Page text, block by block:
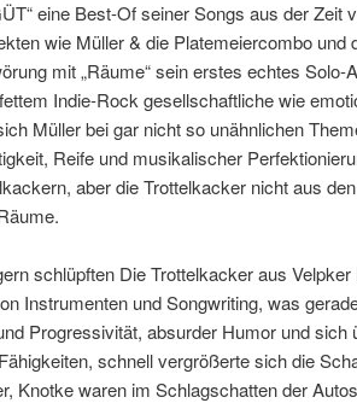
eine Best-Of seiner Songs aus der Zeit
wie Müller & die Platemeiercombo und
mit „Räume“ sein erstes echtes Solo-
Indie-Rock gesellschaftliche wie
Müller bei gar nicht so unähnlichen
Reife und musikalischer
aber die Trottelkacker nicht aus
schlüpften Die Trottelkacker aus Velpker
Instrumenten und Songwriting, was
Progressivität, absurder Humor und sich
schnell vergrößerte sich die
Knotke waren im Schlagschatten der